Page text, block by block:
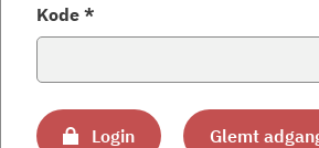
Kode *
Login Glemt